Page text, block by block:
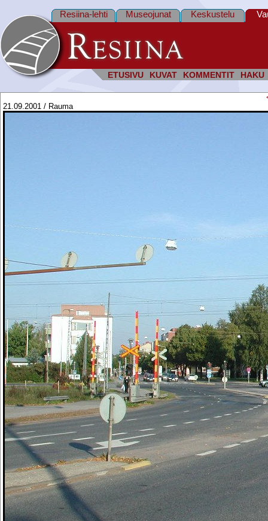
ETUSIVU KUVAT KOMMENTIT HAKU
Resiina-lehti Museojunat Keskustelu
21.09.2001 / Rauma